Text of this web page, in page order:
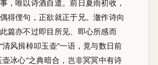
，唯以诗酒自遣。前日夏雨初收，
得俚句，正欲就正于兄。澈作诗向
篇亦不过即目所见、即心所感而
清风揖棹叩玉壶”一语，竟与数日前
壶冰心”之典暗合，岂非冥冥中有诗